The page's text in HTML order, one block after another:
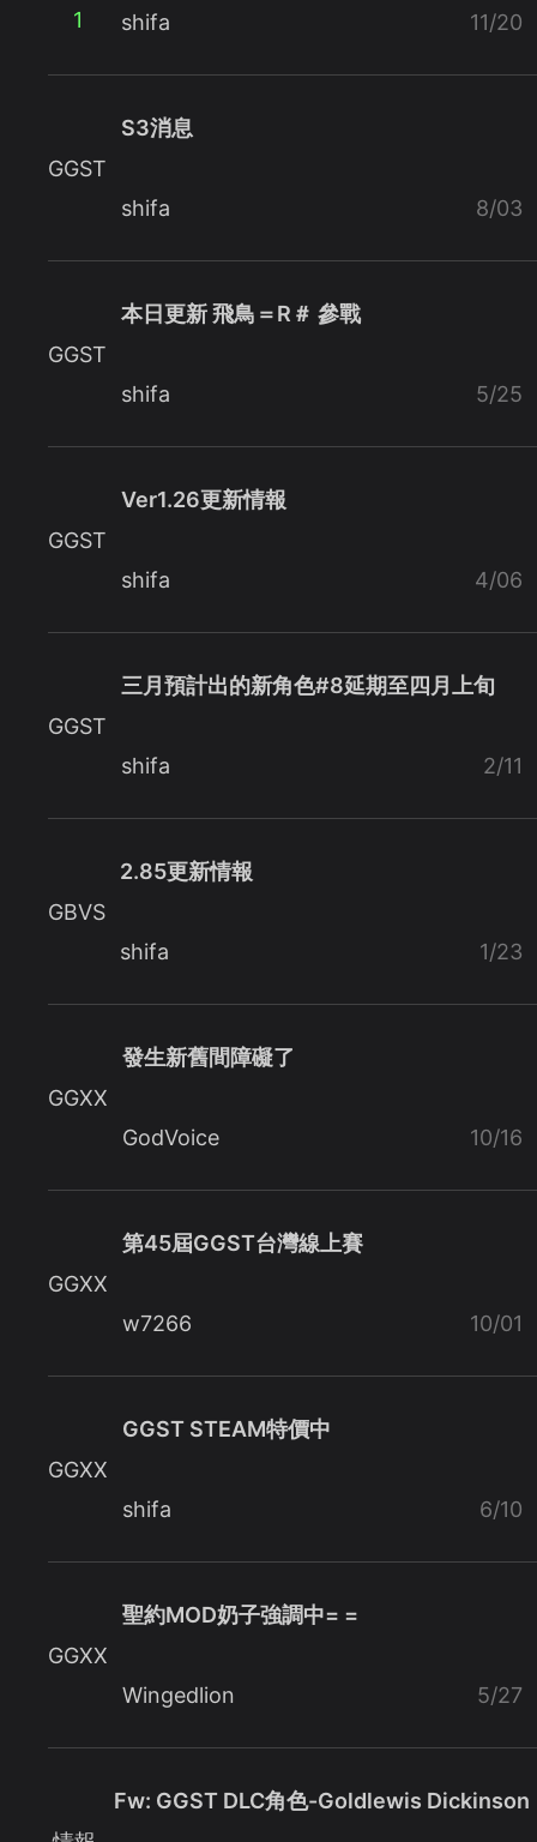
1 shifa 11/20
GGST
S3消息
shifa 8/03
GGST
本日更新 飛鳥＝R＃ 參戰
shifa 5/25
GGST
Ver1.26更新情報
shifa 4/06
GGST
三月預計出的新角色#8延期至四月上旬
shifa 2/11
GBVS
2.85更新情報
shifa 1/23
GGXX
發生新舊間障礙了
GodVoice 10/16
GGXX
第45屆GGST台灣線上賽
w7266 10/01
GGXX
GGST STEAM特價中
shifa 6/10
GGXX
聖約MOD奶子強調中= =
Wingedlion 5/27
Fw: GGST DLC角色-Goldlewis Dickinson